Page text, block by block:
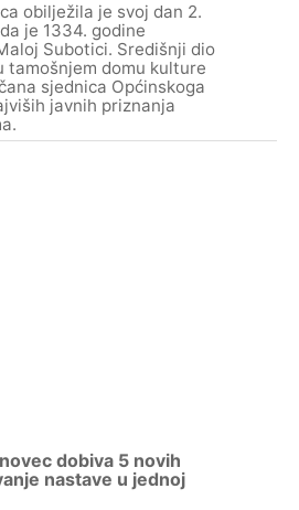
obilježila je svoj dan 2.
je 1334. godine
Subotici. Središnji dio
tamošnjem domu kulture
sjednica Općinskoga
javnih priznanja
dobiva 5 novih
nastave u jednoj